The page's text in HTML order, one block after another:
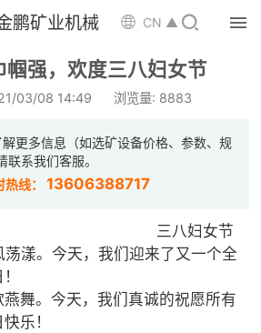
鹏矿业机械 CN ▲ 
帼强，欢度三八妇女节
03/08 14:49 浏览量: 8883
更多信息（如选矿设备价格、参数、规
系我们客服。
热线：13606388717
妇女节
漾。今天，我们迎来了又一个全
舞。今天，我们真诚的祝愿所有
乐！
首页
 选矿设备
 配件耗材

选矿总包